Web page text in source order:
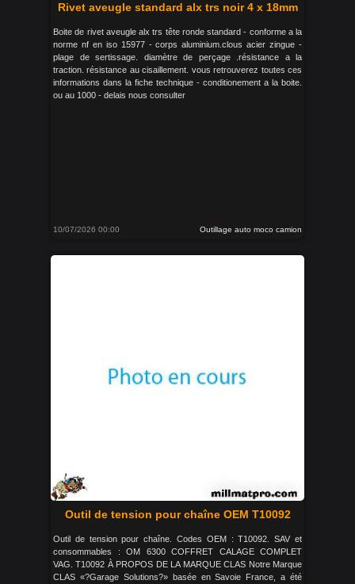
Rivet aveugle standard alx trs noir 4 x 18mm
Boite de rivet aveugle alx trs tête ronde standard - conforme a la
norme nf en iso 15977 - corps aluminium.clous acier zingue -
plage de sertissage. diamètre de perçage .résistance a la
traction. résistance au cisaillement. vous retrouverez toutes ces
informations dans la fiche technique - conditionement a la boite.
ou au 1000 - delais nous consulter
10/07/2026 00:00 Outillage auto moco camion
Outil de tension pour chaîne OEM T10092
Outil de tension pour chaîne. Codes OEM : T10092. SAV et
consommables : OM 6300 COFFRET CALAGE COMPLET
VAG. T10092 À PROPOS DE LA MARQUE CLAS Notre Marque
CLAS «?Garage Solutions?» basée en Savoie France, a été